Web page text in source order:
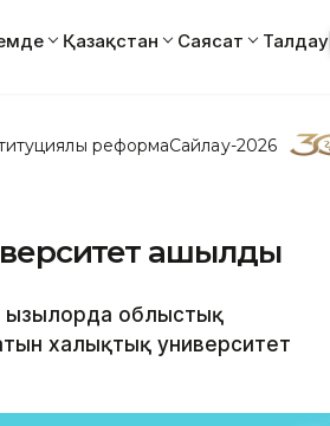
Қазақстан Саясат Талдау
реформаСайлау-2026
ашылды
Қызылорда облыстық
халықтық университет